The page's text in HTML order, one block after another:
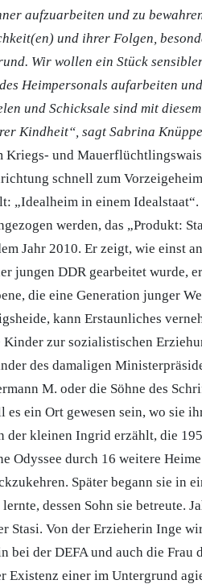
aufzuarbeiten und zu
und ihrer Folgen,
Wir wollen ein Stück
Heimpersonals aufarbeiten
und Schicksale sind mit
Kindheit“, sagt Sabrina
Kriegs- und
schnell zum
„Idealheim in einem
werden, das „Produkt:
Jahr 2010. Er zeigt, wie einst
jungen DDR gearbeitet wurde,
die eine Generation junger
kann Erstaunliches
zur sozialistischen
des damaligen
M. oder die Söhne des
es ein Ort gewesen sein, wo sie
der kleinen Ingrid erzählt, die
Odyssee durch 16 weitere
Später begann sie in
dessen Sohn sie betreute.
Stasi. Von der Erzieherin Inge
bei der DEFA und auch die Frau
Existenz einer im Untergrund